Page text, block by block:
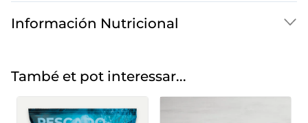
Información Nutricional
També et pot interessar...